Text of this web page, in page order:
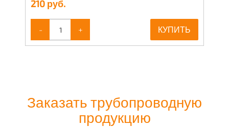
210 руб.
- + КУПИТЬ
Заказать трубопроводную
продукцию